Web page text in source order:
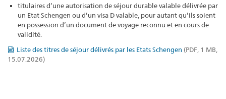
titulaires d’une autorisation de séjour durable valable délivrée par
un Etat Schengen ou d’un visa D valable, pour autant qu’ils soient
en possession d’un document de voyage reconnu et en cours de
validité.
Liste des titres de séjour délivrés par les Etats Schengen (PDF, 1 MB,
15.07.2026)